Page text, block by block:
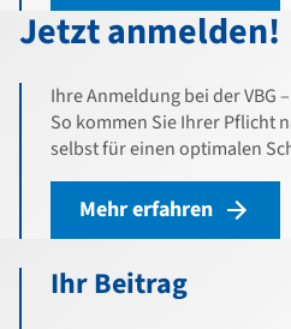
Jetzt anmelden!
Ihre Anmeldung bei der VBG
So kommen Sie Ihrer Pflicht
selbst für einen optimalen
Mehr erfahren
Ihr Beitrag